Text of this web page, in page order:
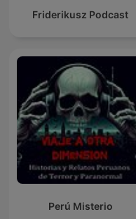
Friderikusz Podcast
Perú Misterio